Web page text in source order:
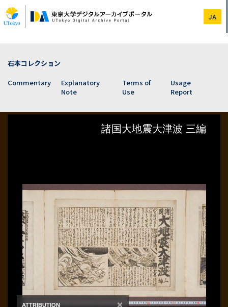
to
main
JA
石本コレクション
Commentary
Explanatory
Note
Terms of
Use
Usage
Report